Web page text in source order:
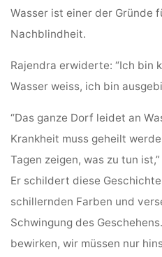
Wasser ist einer der Gründe
Nachblindheit.
Rajendra erwiderte: “Ich bin
Wasser weiss, ich bin
“Das ganze Dorf leidet an
Krankheit muss geheilt
Tagen zeigen, was zu tun
Er schildert diese
schillernden Farben und
Schwingung des
bewirken, wir müssen nur